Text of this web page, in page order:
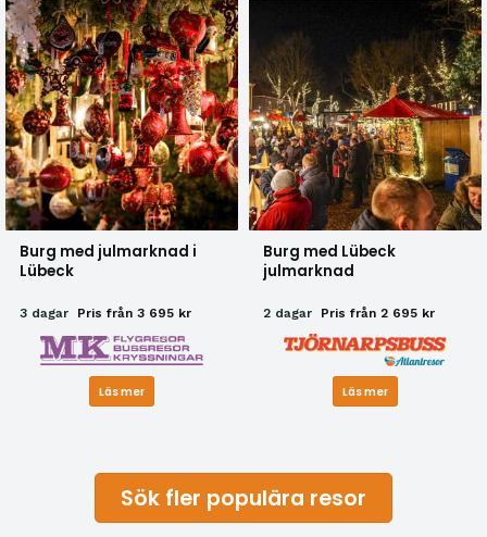
Burg med julmarknad i
Lübeck
3 dagar Pris från 3 695 kr
Läs mer
Burg med Lübeck
julmarknad
2 dagar Pris från 2 695 kr
Läs mer
Sök fler populära resor